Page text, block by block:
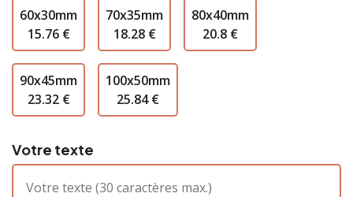
60x30mm
15.76 €
70x35mm
18.28 €
80x40mm
20.8 €
90x45mm
23.32 €
100x50mm
25.84 €
Votre texte